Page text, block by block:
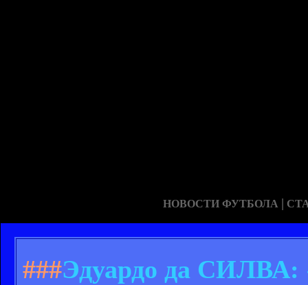
НОВОСТИ ФУТБОЛА |
###Эдуардо да СИЛВА: